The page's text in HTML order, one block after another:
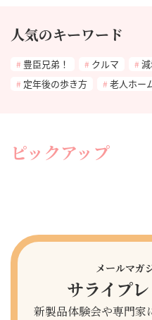
人気のキーワード
豊臣兄弟！ クルマ
定年後の歩き方
老人ホー
ピックアップ
メールマガ
サライプ
新製品体験会や専門家